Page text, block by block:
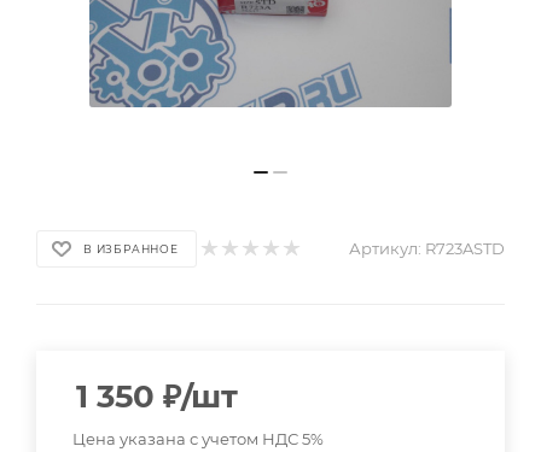
В ИЗБРАННОЕ Артикул: R723ASTD
1 350 ₽/шт
Цена указана с учетом НДС 5%